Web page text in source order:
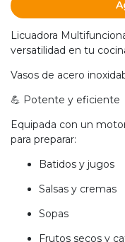
Licuadora
versatilidad en tu
Vasos de acero
💪 Potente y eficiente
Equipada con un
para preparar:
Batidos y jugos
Salsas y cremas
Sopas
Frutos secos y